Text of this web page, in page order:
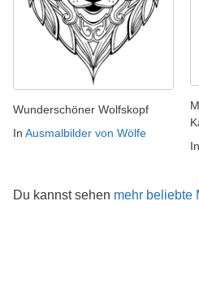
Wunderschöner Wolfskopf
In Ausmalbilder von Wölfe
In
Du kannst sehen mehr beliebte